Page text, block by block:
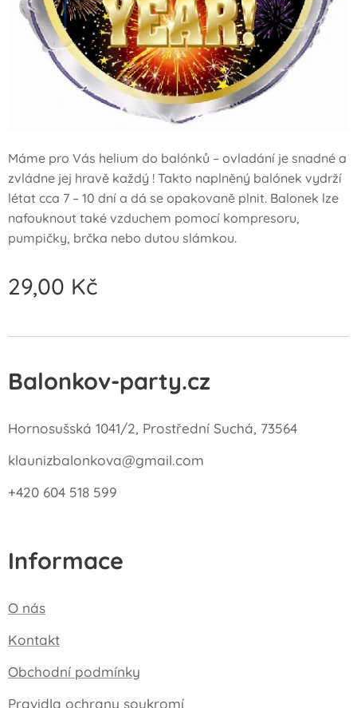
Máme pro Vás helium do balónků – ovladání je snadné a
zvládne jej hravě každý ! Takto naplněný balónek vydrží
létat cca 7 – 10 dní a dá se opakovaně plnit. Balonek lze
nafouknout také vzduchem pomocí kompresoru,
pumpičky, brčka nebo dutou slámkou.
29,00 Kč
Balonkov-party.cz
Hornosušská 1041/2, Prostřední Suchá, 73564
klaunizbalonkova@gmail.com
+420 604 518 599
Informace
O nás
Kontakt
Obchodní podmínky
Pravidla ochrany soukromí